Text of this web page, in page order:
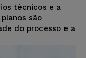
técnicos e a
são
do processo e a